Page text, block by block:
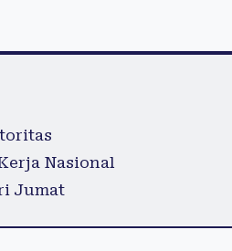
Nasional
Jumat